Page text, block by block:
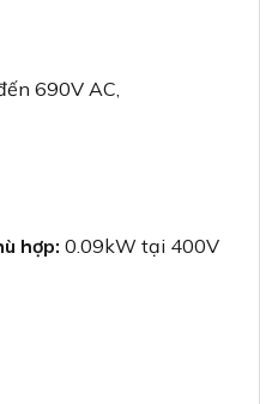
690V AC,
hợp: 0.09kW tại 400V